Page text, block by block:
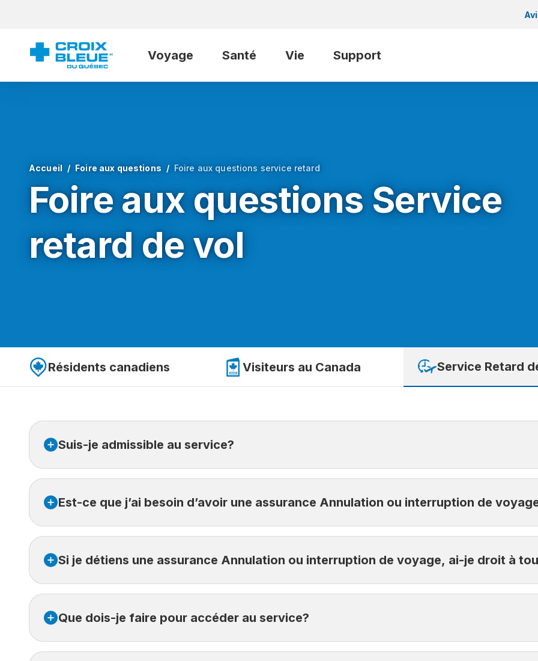
Voyage Santé Vie Support
Accueil Foire aux questions Foire aux questions service retard
Foire aux questions Service
retard de vol
Résidents canadiens Visiteurs au Canada Service Retard
Suis-je admissible au service?
Est-ce que j’ai besoin d’avoir une assurance Annulation ou interruption de
Si je détiens une assurance Annulation ou interruption de voyage, ai-je droit à
Que dois-je faire pour accéder au service?